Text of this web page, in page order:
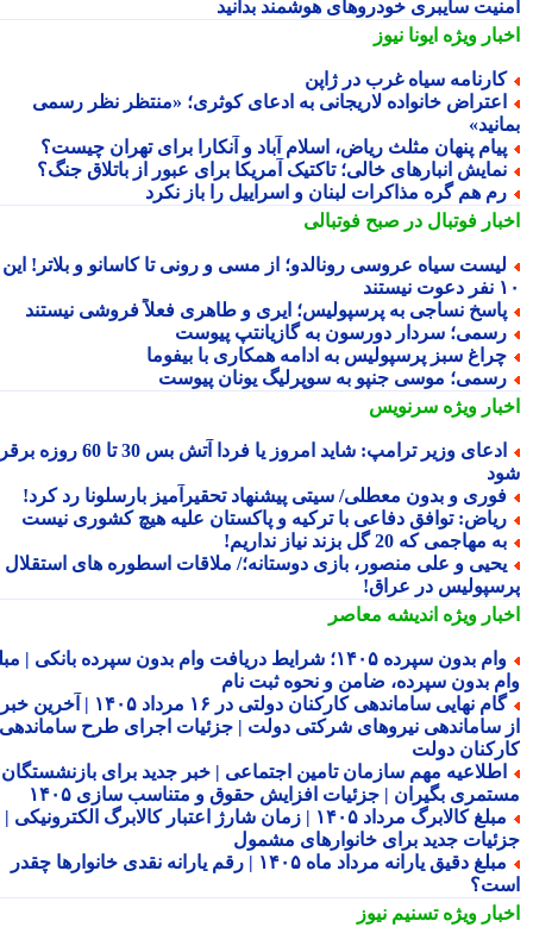
سایبری خودروهای هوشمند بدانید
ویژهایونا نیوز
سیاه غرب در ژاپن
خانواده لاریجانی به ادعای کوثری؛ «منتظر نظر رسمی
پنهان مثلث ریاض، اسلام آباد و آنکارا برای تهران چیست؟
انبارهای خالی؛ تاکتیک آمریکا برای عبور از باتلاق جنگ؟
هم گره مذاکرات لبنان و اسراییل را باز نکرد
فوتبال در صبح فوتبالی
سیاه عروسی رونالدو؛ از مسی و رونی تا کاسانو و بلاتر! این
نساجی به پرسپولیس؛ ایری و طاهری فعلاً فروشی نیستند
سردار دورسون به گازیانتپ پیوست
سبز پرسپولیس به ادامه همکاری با بیفوما
موسی جنپو به سوپرلیگ یونان پیوست
ویژهسرنویس
ادعای وزیر ترامپ: شاید امروز یا فردا آتش بس 30 تا 60 روزه برقرار
و بدون معطلی/ سیتی پیشنهاد تحقیرآمیز بارسلونا رد کرد!
توافق دفاعی با ترکیه و پاکستان علیه هیچ کشوری نیست
مهاجمی که 20 گل بزند نیاز نداریم!
و علی منصور، بازی دوستانه؛/ ملاقات اسطوره های استقلال و
در عراق!
ویژهاندیشه معاصر
وام بدون سپرده ۱۴۰۵؛ شرایط دریافت وام بدون سپرده بانکی | مبلغ
بدون سپرده، ضامن و نحوه ثبت نام
گام نهایی ساماندهی کارکنان دولتی در ۱۶ مرداد ۱۴۰۵ | آخرین خبر
ساماندهی نیروهای شرکتی دولت | جزئیات اجرای طرح ساماندهی
دولت
مهم سازمان تامین اجتماعی | خبر جدید برای بازنشستگان و
بگیران | جزئیات افزایش حقوق و متناسب سازی ۱۴۰۵
مبلغ کالابرگ مرداد ۱۴۰۵ | زمان شارژ اعتبار کالابرگ الکترونیکی |
جدید برای خانوارهای مشمول
مبلغ دقیق یارانه مرداد ماه ۱۴۰۵ | رقم یارانه نقدی خانوارها چقدر
ویژهتسنیم نیوز